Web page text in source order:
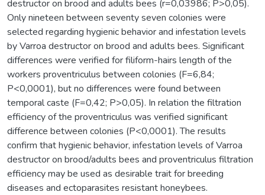
destructor on brood and adults bees (r=0,03986; P>0,05).
Only nineteen between seventy seven colonies were
selected regarding hygienic behavior and infestation levels
by Varroa destructor on brood and adults bees. Significant
differences were verified for filiform-hairs length of the
workers proventriculus between colonies (F=6,84;
P<0,0001), but no differences were found between
temporal caste (F=0,42; P>0,05). In relation the filtration
efficiency of the proventriculus was verified significant
difference between colonies (P<0,0001). The results
confirm that hygienic behavior, infestation levels of Varroa
destructor on brood/adults bees and proventriculus filtration
efficiency may be used as desirable trait for breeding
diseases and ectoparasites resistant honeybees.